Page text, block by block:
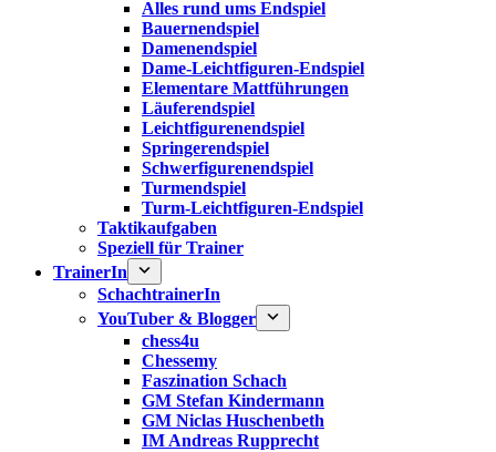
Alles rund ums Endspiel
Bauernendspiel
Damenendspiel
Dame-Leichtfiguren-Endspiel
Elementare Mattführungen
Läuferendspiel
Leichtfigurenendspiel
Springerendspiel
Schwerfigurenendspiel
Turmendspiel
Turm-Leichtfiguren-Endspiel
Taktikaufgaben
Speziell für Trainer
TrainerIn
SchachtrainerIn
YouTuber & Blogger
chess4u
Chessemy
Faszination Schach
GM Stefan Kindermann
GM Niclas Huschenbeth
IM Andreas Rupprecht